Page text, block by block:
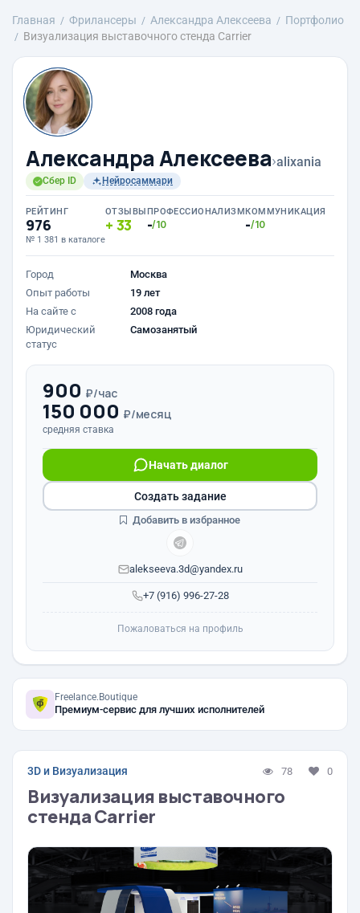
Главная Фрилансеры Александра Алексеева
Портфолио
Визуализация выставочного стенда Carrier
Александра Алексеева›alixania
Сбер ID Нейросаммари
РЕЙТИНГ
976
№ 1 381 в каталоге
ОТЗЫВЫ
33
ПРОФЕССИОНАЛИЗМ
-/10
КОММУНИКАЦИЯ
-/10
Город
Москва
Опыт работы
19 лет
На сайте с
2008 года
Юридический
статус
Самозанятый
900 ₽/час
150 000 ₽/месяц
средняя ставка
+7 (916) 996-27-28
Начать диалог
alekseeva.3d@yandex.ru
Создать задание
Добавить в избранное
Пожаловаться на профиль
Freelance.Boutique
Премиум-сервис для лучших исполнителей
3D и Визуализация 78 0
Визуализация выставочного
стенда Carrier